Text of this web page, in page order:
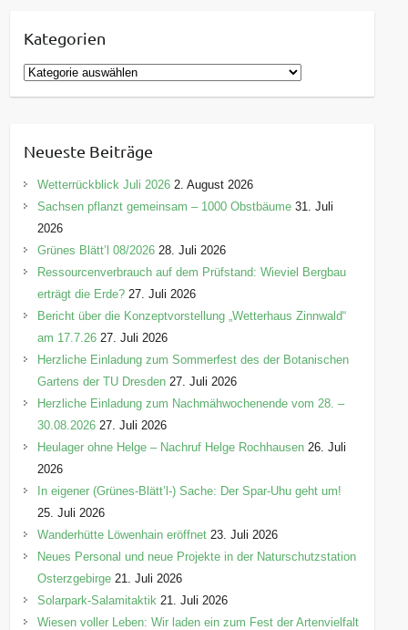
Kategorien
K
a
g
o
r
e
n
Neueste Beiträge
Wetterrückblick Juli 2026 2. August 2026
Sachsen pflanzt gemeinsam – 1000 Obstbäume 31. Juli
2026
Grünes Blätt’l 08/2026 28. Juli 2026
Ressourcenverbrauch auf dem Prüfstand: Wieviel Bergbau
erträgt die Erde? 27. Juli 2026
Bericht über die Konzeptvorstellung „Wetterhaus Zinnwald“
am 17.7.26 27. Juli 2026
Herzliche Einladung zum Sommerfest des der Botanischen
Gartens der TU Dresden 27. Juli 2026
Herzliche Einladung zum Nachmähwochenende vom 28. –
30.08.2026 27. Juli 2026
Heulager ohne Helge – Nachruf Helge Rochhausen 26. Juli
2026
In eigener (Grünes-Blätt’l-) Sache: Der Spar-Uhu geht um!
25. Juli 2026
Wanderhütte Löwenhain eröffnet 23. Juli 2026
Neues Personal und neue Projekte in der Naturschutzstation
Osterzgebirge 21. Juli 2026
Solarpark-Salamitaktik 21. Juli 2026
Wiesen voller Leben: Wir laden ein zum Fest der Artenvielfalt